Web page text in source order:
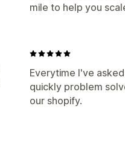
mile to help you
Everytime I've
quickly problem
our shopify.